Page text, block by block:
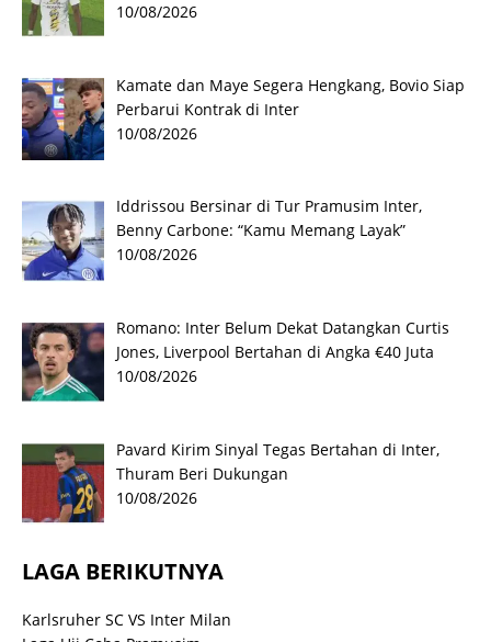
10/08/2026
Kamate dan Maye Segera Hengkang, Bovio Siap
Perbarui Kontrak di Inter
10/08/2026
Iddrissou Bersinar di Tur Pramusim Inter,
Benny Carbone: “Kamu Memang Layak”
10/08/2026
Romano: Inter Belum Dekat Datangkan Curtis
Jones, Liverpool Bertahan di Angka €40 Juta
10/08/2026
Pavard Kirim Sinyal Tegas Bertahan di Inter,
Thuram Beri Dukungan
10/08/2026
LAGA BERIKUTNYA
Karlsruher SC VS Inter Milan